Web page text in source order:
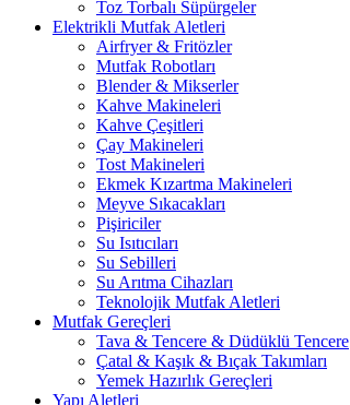
Toz Torbalı Süpürgeler
Elektrikli Mutfak Aletleri
Airfryer & Fritözler
Mutfak Robotları
Blender & Mikserler
Kahve Makineleri
Kahve Çeşitleri
Çay Makineleri
Tost Makineleri
Ekmek Kızartma Makineleri
Meyve Sıkacakları
Pişiriciler
Su Isıtıcıları
Su Sebilleri
Su Arıtma Cihazları
Teknolojik Mutfak Aletleri
Mutfak Gereçleri
Tava & Tencere & Düdüklü Tencere
Çatal & Kaşık & Bıçak Takımları
Yemek Hazırlık Gereçleri
Yapı Aletleri